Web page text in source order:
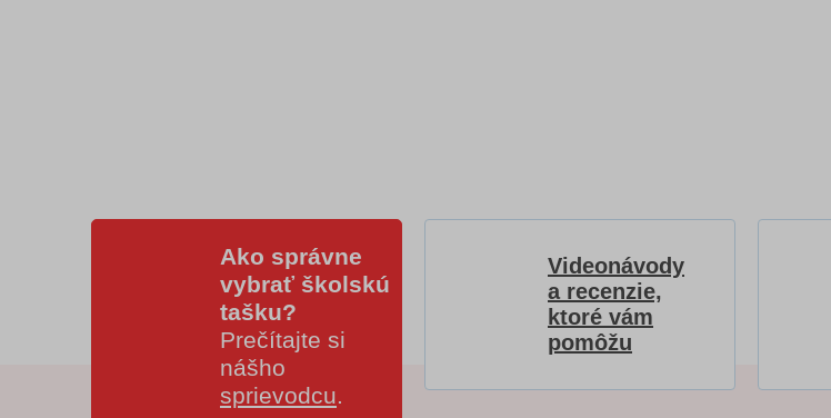
Ako správne
vybrať školskú
tašku?
Prečítajte si
nášho
sprievodcu
Videonávody
a recenzie,
ktoré vám
pomôžu